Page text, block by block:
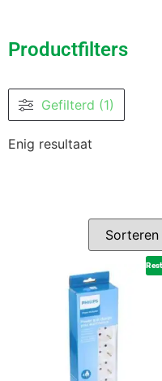
Productfilters
Gefilterd (1)
Enig resultaat